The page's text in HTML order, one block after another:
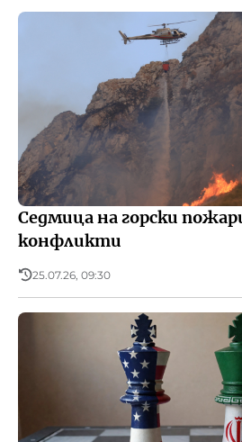
Седмица на горски
конфликти
25.07.26, 09:30